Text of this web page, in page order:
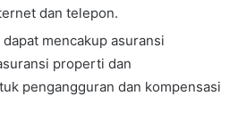
dan telepon.
mencakup asuransi
properti dan
pengangguran dan kompensasi